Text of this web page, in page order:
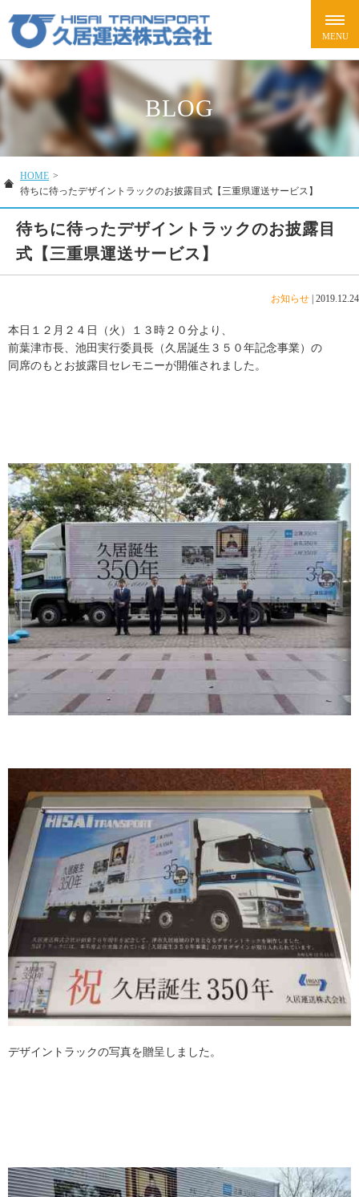
BLOG
HOME >
待ちに待ったデザイントラックのお披露目式【三重県運送サービス】
待ちに待ったデザイントラックのお披露目
式【三重県運送サービス】
お知らせ 2019.12.24
本日１２月２４日（火）１３時２０分より、
前葉津市長、池田実行委員長（久居誕生３５０年記念事業）の
同席のもとお披露目セレモニーが開催されました。
デザイントラックの写真を贈呈しました。